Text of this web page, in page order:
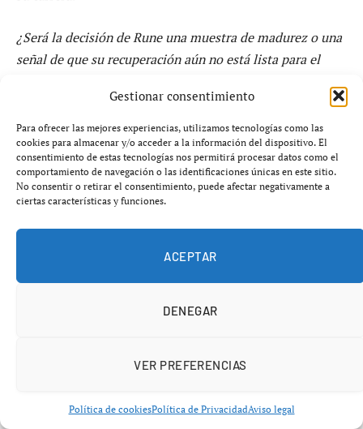
Gestionar consentimiento
Para ofrecer las mejores experiencias, utilizamos tecnologías como las
cookies para almacenar y/o acceder a la información del dispositivo. El
consentimiento de estas tecnologías nos permitirá procesar datos como el
comportamiento de navegación o las identificaciones únicas en este sitio.
No consentir o retirar el consentimiento, puede afectar negativamente a
ciertas características y funciones.
ACEPTAR
DENEGAR
VER PREFERENCIAS
Política de cookiesPolítica de PrivacidadAviso legal
¿Será la decisión de Rune una muestra de madurez o una
señal de que su recuperación aún no está lista para el
CHOLLONES